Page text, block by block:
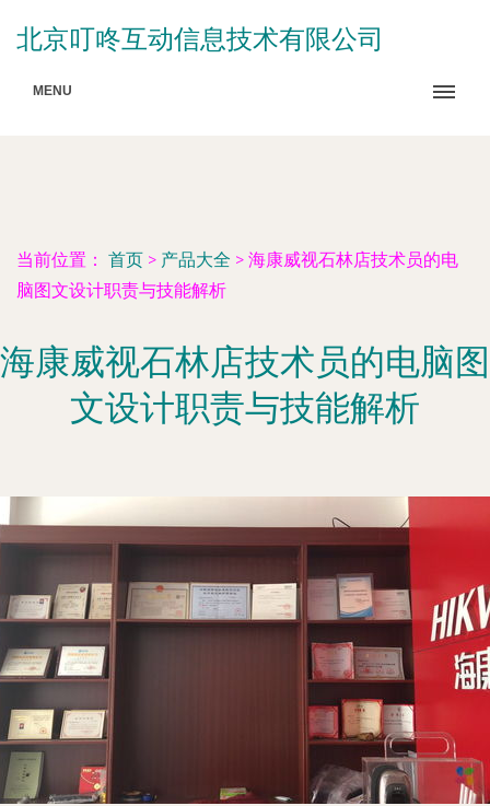
北京叮咚互动信息技术有限公司
MENU
当前位置： 首页 > 产品大全 > 海康威视石林店技术员的电
脑图文设计职责与技能解析
海康威视石林店技术员的电脑图
文设计职责与技能解析